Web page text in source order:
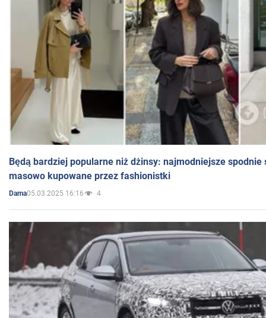
Będą bardziej popularne niż dżinsy: najmodniejsze spodnie
masowo kupowane przez fashionistki
Dama05.03.2025 16:16 4